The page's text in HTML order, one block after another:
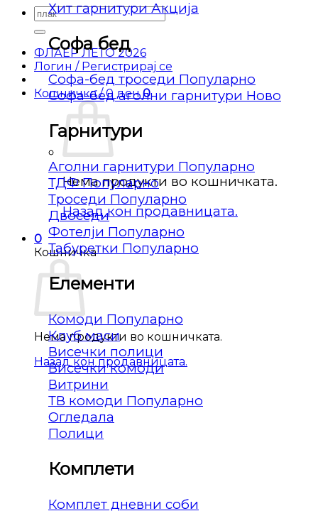
Барај
за:
ФЛАЕР ЛЕТО 2026
Логин / Регистрирај се
Кошничка /0 ден 0
Нема продукти во кошничката.
Назад кон продавницата.
0
Кошничка
Нема продукти во кошничката.
Назад кон продавницата.
Хит гарнитури
Софа бед
Софа-бед троседи
Софа-бед аголни гарнитури
Гарнитури
Аголни гарнитури
ТДФ
Троседи
Двоседи
Фотелји
Табуретки
Елементи
Комоди
Клуб маси
Висечки полици
Висечки комоди
Витрини
ТВ комоди
Огледала
Полици
Комплети
Комплет дневни соби